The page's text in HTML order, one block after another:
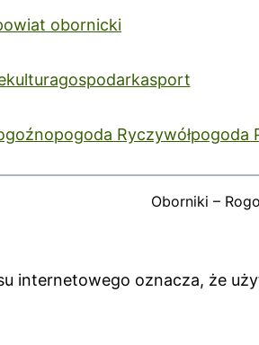
obornicki
kulturagospodarkasport
pogoda Ryczywółpogoda
Oborniki –
internetowego oznacza, że